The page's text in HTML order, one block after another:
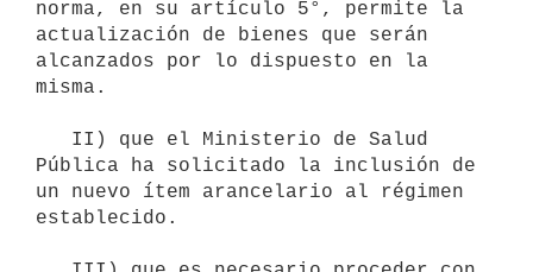
norma, en su artículo 5°, permite la
actualización de bienes que serán
alcanzados por lo dispuesto en la
misma.
Pública ha solicitado la inclusión de
un nuevo ítem arancelario al régimen
establecido.